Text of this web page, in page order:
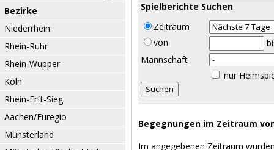
Bezirke
Niederrhein
Rhein-Ruhr
Rhein-Wupper
Köln
Rhein-Erft-Sieg
Aachen/Euregio
Münsterland
Spielberichte Suchen
Zeitraum
von
Mannschaft
nur
Begegnungen im Zeitraum
Im angegebenen Zeitraum